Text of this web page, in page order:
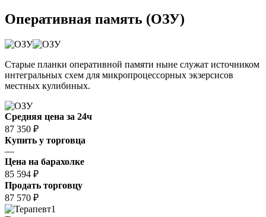
Оперативная память (ОЗУ)
Старые планки оперативной памяти ныне служат источником
интегральных схем для микропроцессорных экзерсисов
местных кулибиных.
Средняя цена за 24ч
87 350 ₽
Купить у торговца
—
Цена на барахолке
85 594 ₽
Продать торговцу
87 570 ₽
1